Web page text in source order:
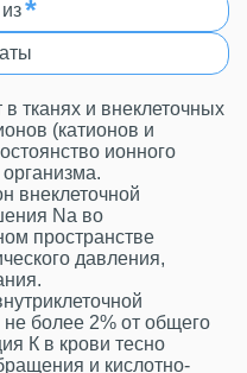
из*
тканях и внеклеточных
(катионов и
ионного
внеклеточной
Na во
пространстве
давления,
более 2% от общего
К в крови тесно
и кислотно-